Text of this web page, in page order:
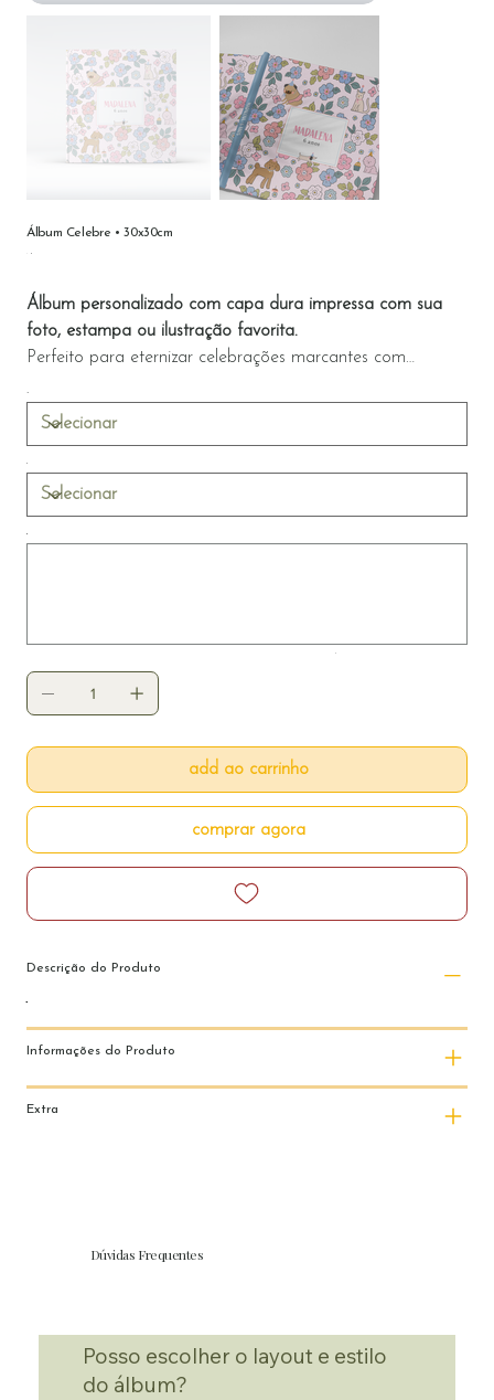
Álbum Celebre • 30x30cm
Álbum personalizado com capa dura impressa com sua
foto, estampa ou ilustração favorita.
Perfeito para eternizar celebrações marcantes com
440g. Ideal para registrar momentos únicos como
add ao carrinho
comprar agora
Descrição do Produto
Informações do Produto
Extra
Dúvidas Frequentes
Posso escolher o layout e estilo
do álbum?